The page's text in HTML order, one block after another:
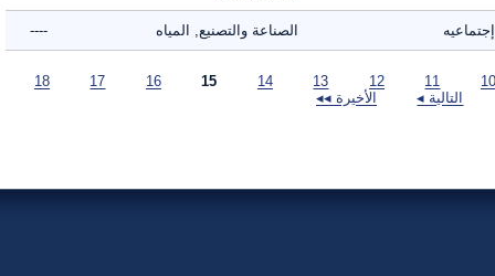
الصناعة والتصنيع, المياه ----
التالية ◂
الأخيرة ◂◂